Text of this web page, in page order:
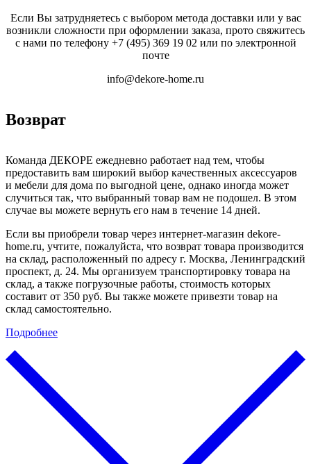
Если Вы затрудняетесь с выбором метода доставки или у вас
возникли сложности при оформлении заказа, прото свяжитесь
с нами по телефону +7 (495) 369 19 02 или по электронной
почте
info@dekore-home.ru
Возврат
Команда ДЕКОРЕ ежедневно работает над тем, чтобы
предоставить вам широкий выбор качественных аксессуаров
и мебели для дома по выгодной цене, однако иногда может
случиться так, что выбранный товар вам не подошел. В этом
случае вы можете вернуть его нам в течение 14 дней.
Если вы приобрели товар через интернет-магазин dekore-
home.ru, учтите, пожалуйста, что возврат товара производится
на склад, расположенный по адресу г. Москва, Ленинградский
проспект, д. 24. Мы организуем транспортировку товара на
склад, а также погрузочные работы, стоимость которых
составит от 350 руб. Вы также можете привезти товар на
склад самостоятельно.
Подробнее